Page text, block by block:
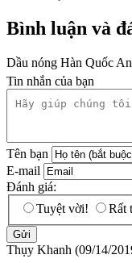
Bình luận và
Dầu nóng Hàn Quốc
Tin nhắn của bạn
Tên bạn
E-mail
Đánh giá:
Tuyệt vời!
Rất
Thụy Khanh (09/14/